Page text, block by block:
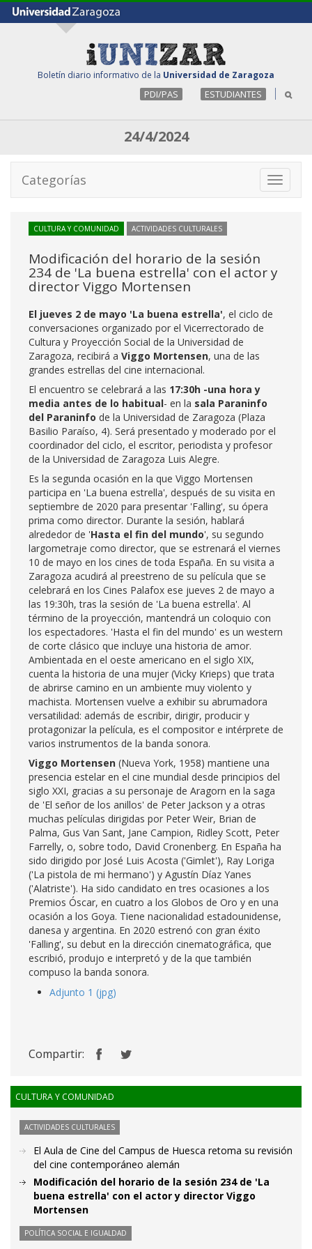
Boletín diario informativo de la Universidad de Zaragoza
PDI/PAS ESTUDIANTES
24/4/2024
Toggle
Categorías
CULTURA Y COMUNIDAD ACTIVIDADES CULTURALES
Modificación del horario de la sesión
234 de 'La buena estrella' con el actor y
director Viggo Mortensen
El jueves 2 de mayo 'La buena estrella', el ciclo de
conversaciones organizado por el Vicerrectorado de
Cultura y Proyección Social de la Universidad de
Zaragoza, recibirá a Viggo Mortensen, una de las
grandes estrellas del cine internacional.
El encuentro se celebrará a las 17:30h -una hora y
media antes de lo habitual- en la sala Paraninfo
del Paraninfo de la Universidad de Zaragoza (Plaza
Basilio Paraíso, 4). Será presentado y moderado por el
coordinador del ciclo, el escritor, periodista y profesor
de la Universidad de Zaragoza Luis Alegre.
Es la segunda ocasión en la que Viggo Mortensen
participa en 'La buena estrella', después de su visita en
septiembre de 2020 para presentar 'Falling', su ópera
prima como director. Durante la sesión, hablará
alrededor de 'Hasta el fin del mundo', su segundo
largometraje como director, que se estrenará el viernes
10 de mayo en los cines de toda España. En su visita a
Zaragoza acudirá al preestreno de su película que se
celebrará en los Cines Palafox ese jueves 2 de mayo a
las 19:30h, tras la sesión de 'La buena estrella'. Al
término de la proyección, mantendrá un coloquio con
los espectadores. 'Hasta el fin del mundo' es un western
de corte clásico que incluye una historia de amor.
Ambientada en el oeste americano en el siglo XIX,
cuenta la historia de una mujer (Vicky Krieps) que trata
de abrirse camino en un ambiente muy violento y
machista. Mortensen vuelve a exhibir su abrumadora
versatilidad: además de escribir, dirigir, producir y
protagonizar la película, es el compositor e intérprete de
varios instrumentos de la banda sonora.
Viggo Mortensen (Nueva York, 1958) mantiene una
presencia estelar en el cine mundial desde principios del
siglo XXI, gracias a su personaje de Aragorn en la saga
de 'El señor de los anillos' de Peter Jackson y a otras
muchas películas dirigidas por Peter Weir, Brian de
Palma, Gus Van Sant, Jane Campion, Ridley Scott, Peter
Farrelly, o, sobre todo, David Cronenberg. En España ha
sido dirigido por José Luis Acosta ('Gimlet'), Ray Loriga
('La pistola de mi hermano') y Agustín Díaz Yanes
('Alatriste'). Ha sido candidato en tres ocasiones a los
Premios Óscar, en cuatro a los Globos de Oro y en una
ocasión a los Goya. Tiene nacionalidad estadounidense,
danesa y argentina. En 2020 estrenó con gran éxito
'Falling', su debut en la dirección cinematográfica, que
escribió, produjo e interpretó y de la que también
compuso la banda sonora.
Adjunto 1 (jpg)
Compartir:
CULTURA Y COMUNIDAD
ACTIVIDADES CULTURALES
El Aula de Cine del Campus de Huesca retoma su revisión
del cine contemporáneo alemán
Modificación del horario de la sesión 234 de 'La
buena estrella' con el actor y director Viggo
Mortensen
POLÍTICA SOCIAL E IGUALDAD